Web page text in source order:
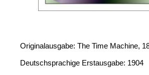
Originalausgabe: The Time Machine,
Deutschsprachige Erstausgabe: 1904